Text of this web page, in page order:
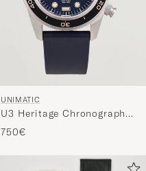
UNIMATIC
U3 Heritage Chronograph
Diver Blue
750€